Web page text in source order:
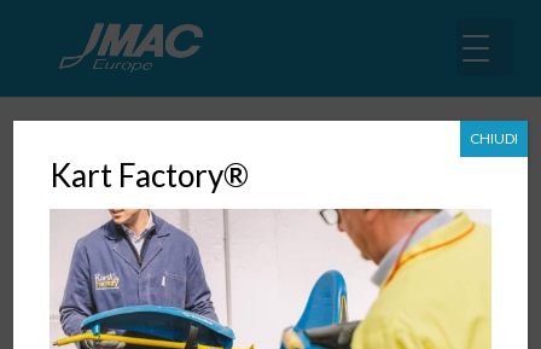
Il primo principio della Lean, il valore per il cliente,
vede nella mappatura del customer journey lo
strumento principe per allineare il processo di
vendita dell’azienda alle reali necessità che il cliente
sviluppa nelle diverse fasi del processo che lo porta
alla decisione d’acquisto.
Kart Factory®
CHIUDI